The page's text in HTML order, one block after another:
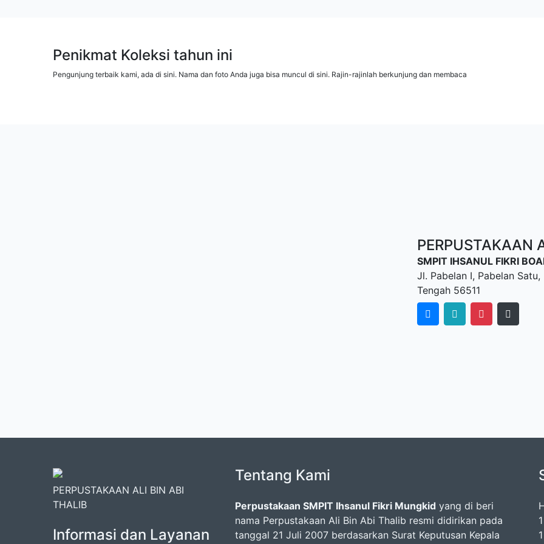
Penikmat Koleksi tahun ini
Pengunjung terbaik kami, ada di sini. Nama dan foto Anda juga bisa muncul di sini. Rajin-rajinlah berkunjung dan membaca
PERPUSTAKAAN
SMPIT IHSANUL FIKRI
Jl. Pabelan I, Pabelan
Tengah 56511
PERPUSTAKAAN ALI BIN ABI
THALIB
Informasi dan Layanan
Tentang Kami
Perpustakaan SMPIT Ihsanul Fikri Mungkid yang di beri
nama Perpustakaan Ali Bin Abi Thalib resmi didirikan pada
tanggal 21 Juli 2007 berdasarkan Surat Keputusan Kepala